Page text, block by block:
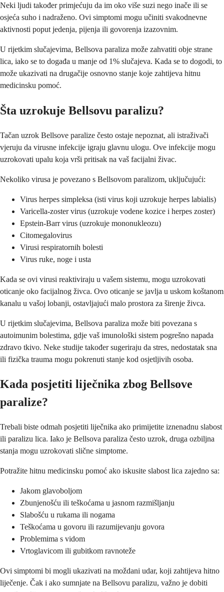
Neki ljudi također primjećuju da im oko više suzi nego inače ili se
osjeća suho i nadraženo. Ovi simptomi mogu učiniti svakodnevne
aktivnosti poput jedenja, pijenja ili govorenja izazovnim.
U rijetkim slučajevima, Bellsova paraliza može zahvatiti obje strane
lica, iako se to događa u manje od 1% slučajeva. Kada se to dogodi, to
može ukazivati na drugačije osnovno stanje koje zahtijeva hitnu
medicinsku pomoć.
Šta uzrokuje Bellsovu paralizu?
Tačan uzrok Bellsove paralize često ostaje nepoznat, ali istraživači
vjeruju da virusne infekcije igraju glavnu ulogu. Ove infekcije mogu
uzrokovati upalu koja vrši pritisak na vaš facijalni živac.
Nekoliko virusa je povezano s Bellsovom paralizom, uključujući:
Virus herpes simpleksa (isti virus koji uzrokuje herpes labialis)
Varicella-zoster virus (uzrokuje vodene kozice i herpes zoster)
Epstein-Barr virus (uzrokuje mononukleozu)
Citomegalovirus
Virusi respiratornih bolesti
Virus ruke, noge i usta
Kada se ovi virusi reaktiviraju u vašem sistemu, mogu uzrokovati
oticanje oko facijalnog živca. Ovo oticanje se javlja u uskom koštanom
kanalu u vašoj lobanji, ostavljajući malo prostora za širenje živca.
U rijetkim slučajevima, Bellsova paraliza može biti povezana s
autoimunim bolestima, gdje vaš imunološki sistem pogrešno napada
zdravo tkivo. Neke studije također sugeriraju da stres, nedostatak sna
ili fizička trauma mogu pokrenuti stanje kod osjetljivih osoba.
Kada posjetiti liječnika zbog Bellsove
paralize?
Trebali biste odmah posjetiti liječnika ako primijetite iznenadnu slabost
ili paralizu lica. Iako je Bellsova paraliza često uzrok, druga ozbiljna
stanja mogu uzrokovati slične simptome.
Potražite hitnu medicinsku pomoć ako iskusite slabost lica zajedno sa:
Jakom glavoboljom
Zbunjenošću ili teškoćama u jasnom razmišljanju
Slabošću u rukama ili nogama
Teškoćama u govoru ili razumijevanju govora
Problemima s vidom
Vrtoglavicom ili gubitkom ravnoteže
Ovi simptomi bi mogli ukazivati na moždani udar, koji zahtijeva hitno
liječenje. Čak i ako sumnjate na Bellsovu paralizu, važno je dobiti